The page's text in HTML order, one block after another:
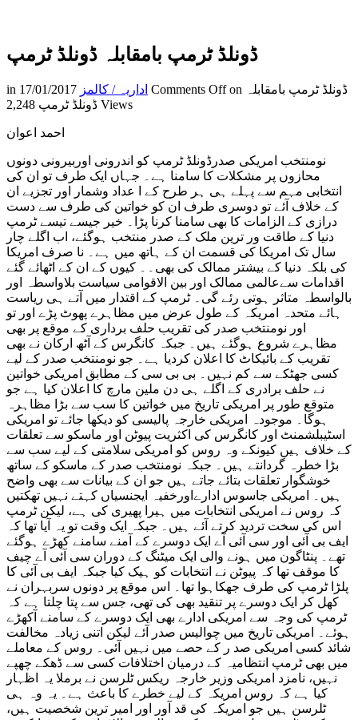
ڈونلڈ ٹرمپ بامقابلہ ڈونلڈ ٹرمپ
in اداریہ / کالمز 17/01/2017 Comments Offon ڈونلڈ ٹرمپ بامقابلہ
ڈونلڈ ٹرمپ 2,248 Views
احمد اعوان
نومنتخب امریکی صدرڈونلڈ ٹرمپ کو اندرونی اوربیرونی دونوں
محازوں پر مشکلات کا سامنا ہے۔ جہاں ایک طرف تو ان کی
انتخابی مہم سے پہلے ہی ہر طرح کے ا عداد وشمار اور تجزیے ان
کے خلاف آئے تو دوسری طرف ان کو خواتین کی طرف سے دست
درازی کے الزامات کا بھی سامنا کرنا پڑا۔ خیر جیسے تیسے ٹرمپ
دنیا کے طاقت ور ترین ملک کے صدر منتخب ہوگئے، اب اگلے چار
سال تک امریکا کی قسمت ان کے ہاتھ میں ہے۔ نا صرف امریکا
کی بلکہ دنیا کے بیشتر ممالک کی بھی۔۔ کیوں کے ان کے اٹھائے گئے
اقدامات سےعالمی ممالک اور بین الاقوامی سیاست بلاواسطہ اور
بالواسطہ متاثر ہوتی رئے گی۔ ٹرمپ کے اقتدار میں آتے ہی ریاست
ہائے متحدہ امریکہ کے طول عرض میں مظاہرے پھوٹ پڑے اور تو
اور نومنتخب صدر کی تقریب حلف برداری کے موقع پر بھی
مظاہرے شروع ہوگئے ہیں۔ جبکہ کانگرس کے آٹھ ارکان نے بھی
تقریب کے بائیکاٹ کا اعلان کردیا ہے۔ جو نومنتخب صدر کے لیے
کسی جھٹکے سے کم نہیں۔ بی بی سی کے مطابق امریکی خواتین
نے حلف برادری کے اگلے ہی دن ملین مارچ کا اعلان کیا ہے جو
متوقع طور پر امریکی تاریخ میں خواتین کا سب سے بڑا مظاہرہ
ہوگا۔ موجودہ امریکی خارجہ پالیسی کو دیکھا جائے تو امریکی
اسٹیبلشمنٹ اور کانگرس کی اکثریت پیوٹن اور ماسکو سے تعلقات
کے خلاف ہیں کیونکے وہ روس کو امریکی سلامتی کے لیے سب سے
بڑا خطرہ گردانتے ہیں۔ جبکہ نومنتخب صدر کے ماسکو کے ساتھ
خوشگوار تعلقات بتائے جاتے ہیں جو ان کے بیانات سے بھی واضح
ہیں۔ امریکی جاسوس ادارےاورخفیہ ایجنسیاں کہتے نہیں تھکتیں
کہ روس نے امریکی انتخابات میں ہیرا پھیری کی ہے، لیکن ٹرمپ
اس کی سخت تردید کرتے آئے ہیں۔ جبکہ ایک وقت تو یہ آیا تھا کہ
ایف بی آئی اور سی آئی آے ایک دوسرے کے آمنے سامنے کھڑے ہوگئے
تھے۔ پنٹاگون میں ہونے والی ایک میٹنگ کے دوران سی آئی آے چیف
کا موقف تھا کہ پیوٹن نے انتخابات کو ہیک کیا جبکہ ایف بی آئی کا
پلڑا ٹرمپ کی طرف جھکاہوا تھا۔ اس موقع پر دونوں سربہران نے
کھل کر ایک دوسرے پر تنقید بھی کی تھی، جس سے پتا چلتا ہے کہ
ٹرمپ کی وجہ سے امریکی ادارے بھی ایک دوسرے کے سامنے آکھڑے
ہوئے۔ امریکی تاریخ میں چوالیس صدر آئے لیکن اتنی زیادہ مخالفت
شائد کسی امریکی صد ر کے حصے میں نہیں آئی۔ روس کے معاملے
میں بھی ٹرمپ انتظامیہ کے درمیان اختلافات کسی سے ڈھکے چھپے
نہیں، نامزد امریکی وزیر خارجہ ریکس ٹلرسن نے برملا یہ اظہار
کیا ہے کہ روس امریکہ کے لیے خطرے کا باعث ہے۔ یہ وہ ہی
ٹلرسن ہیں جو امریکہ کی قد آور اور امیر ترین شخصیت ہیں،